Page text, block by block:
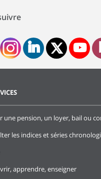
une pension, un loyer, bail ou
les indices et séries
apprendre, enseigner